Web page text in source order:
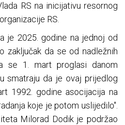
RS na inicijativu resornog
RS.
je 2025. godine na jednoj od
zaključak da se od nadležnih
se 1. mart proglasi danom
smatraju da je ovaj prijedlog
1992. godine asocijacija na
koje je potom uslijedilo".
Milorad Dodik je podržao